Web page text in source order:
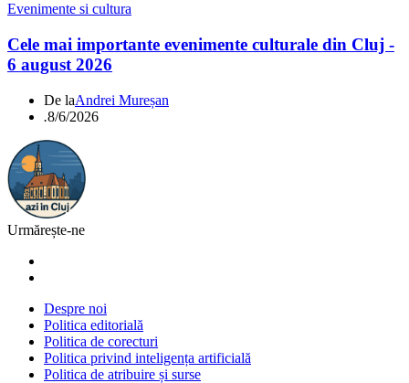
Evenimente si cultura
Cele mai importante evenimente culturale din Cluj -
6 august 2026
De laAndrei Mureșan
.8/6/2026
Urmărește-ne
Despre noi
Politica editorială
Politica de corecturi
Politica privind inteligența artificială
Politica de atribuire și surse